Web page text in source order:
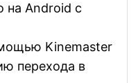
на Android с
Kinemaster
перехода в